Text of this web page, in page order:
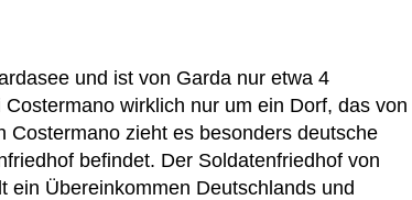
und ist von Garda nur etwa 4
wirklich nur um ein Dorf, das von
Costermano zieht es besonders deutsche
befindet. Der Soldatenfriedhof von
ein Übereinkommen Deutschlands und